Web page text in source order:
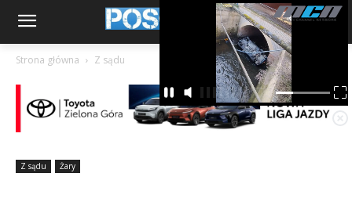
Strona główna Z sądu
Z sądu Żary